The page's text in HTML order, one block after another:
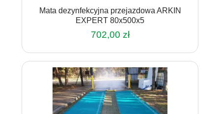
Mata dezynfekcyjna przejazdowa ARKIN
EXPERT 80x500x5
702,00 zł